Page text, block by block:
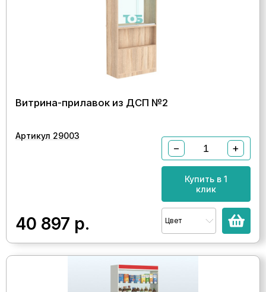
Витрина-прилавок из ДСП №2
Артикул 29003
40 897 р.
− +
Купить в 1
клик
Цвет